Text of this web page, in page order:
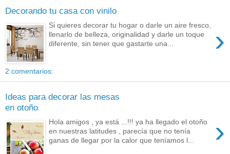
Decorando tu casa con vinilo
›
Si quieres decorar tu hogar o darle un aire fresco,
llenarlo de belleza, originalidad y darle un toque
diferente, sin tener que gastarte una...
2 comentarios:
Ideas para decorar las mesas
en otoño
›
Hola amigos , ya está ...!!! ya ha llegado el otoño
en nuestras latitudes , parecía que no tenía
ganas de llegar por la calor que teníamos l...